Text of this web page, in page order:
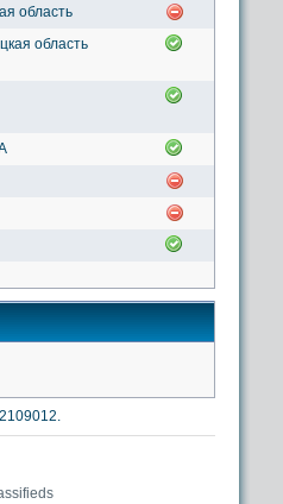
область
область